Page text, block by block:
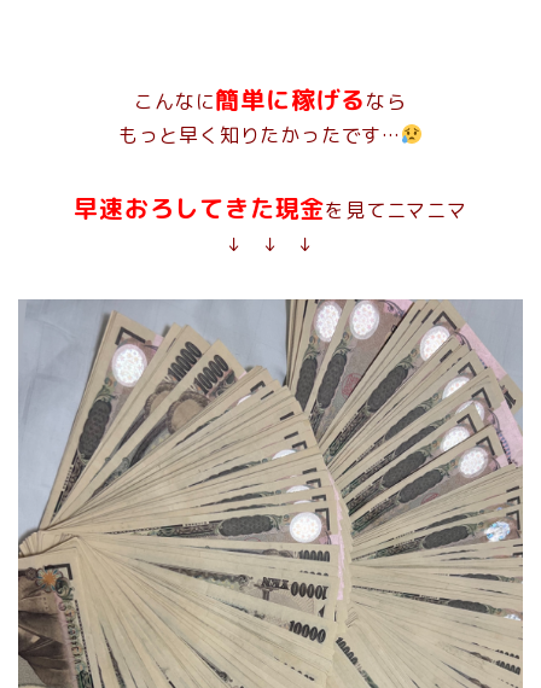
こんなに簡単に稼げるなら
もっと早く知りたかったです…
早速おろしてきた現金を見てニマニマ
↓ ↓ ↓